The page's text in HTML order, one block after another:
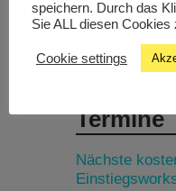
Termine
Nächste
speichern. Durch das
Sie ALL diesen Cookies
Cookie settings